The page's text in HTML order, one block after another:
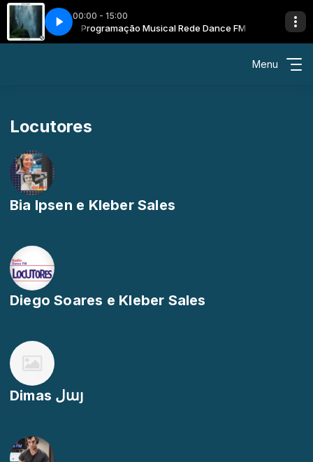
00:00 - 15:00
Dance FM Programação Musical Rede Dance FM
Fenox - Being Myself
Menu
Locutores
Bia Ipsen e Kleber Sales
Diego Soares e Kleber Sales
Dimas لայ